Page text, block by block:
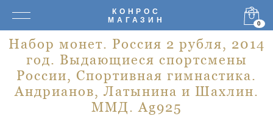
КОНРОС
МАГАЗИН
0
Набор монет. Россия 2 рубля, 2014
год. Выдающиеся спортсмены
России, Спортивная гимнастика.
Андрианов, Латынина и Шахлин.
ММД. Ag925